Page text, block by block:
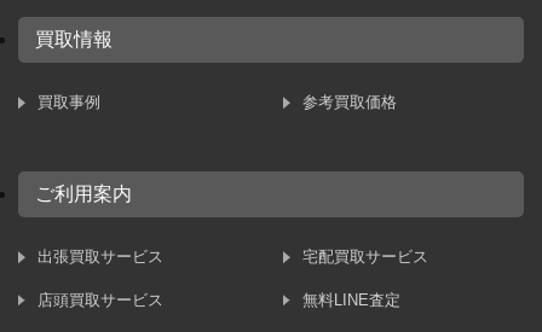
買取情報
買取事例 参考買取価格
ご利用案内
出張買取サービス 宅配買取サービス
店頭買取サービス 無料LINE査定